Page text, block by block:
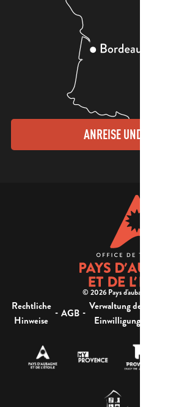
ANREISE UND KONTAKTE
© 2026 Pays d'aubagne et de l'étoile -
Rechtliche
Hinweise
- AGB - Verwaltung der
Einwilligung